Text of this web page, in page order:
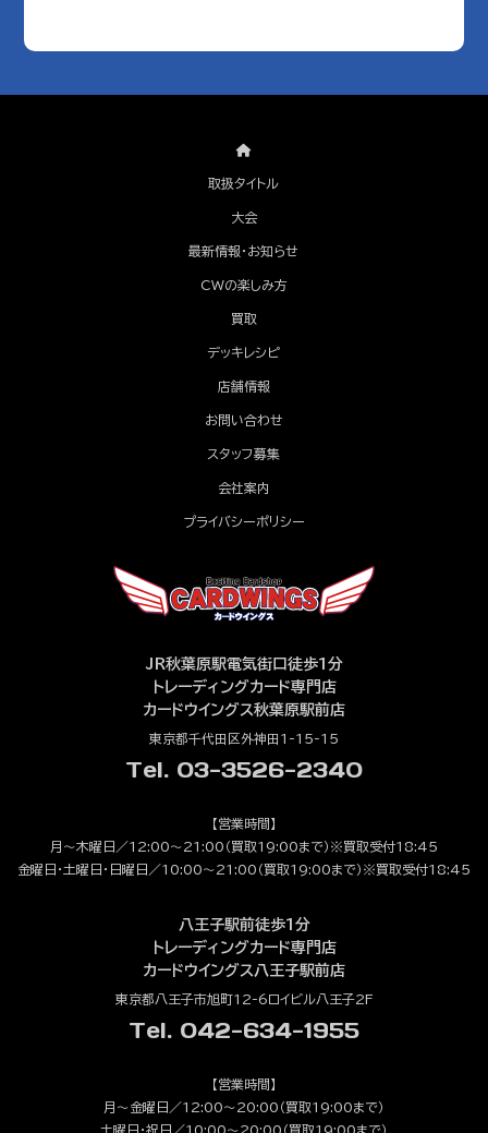
取扱タイトル
大会
最新情報・お知らせ
CWの楽しみ方
買取
デッキレシピ
店舗情報
お問い合わせ
スタッフ募集
会社案内
プライバシーポリシー
JR秋葉原駅電気街口徒歩1分
トレーディングカード専門店
カードウイングス秋葉原駅前店
東京都千代田区外神田1-15-15
Tel. 03-3526-2340
【営業時間】
月～木曜日／12:00～21:00（買取19:00まで）※買取受付18:45
金曜日・土曜日・日曜日／10:00～21:00（買取19:00まで）※買取受付18:45
八王子駅前徒歩1分
トレーディングカード専門店
カードウイングス八王子駅前店
東京都八王子市旭町12-6ロイビル八王子2F
Tel. 042-634-1955
【営業時間】
月～金曜日／12:00～20:00（買取19:00まで）
土曜日・祝日／10:00～20:00（買取19:00まで）